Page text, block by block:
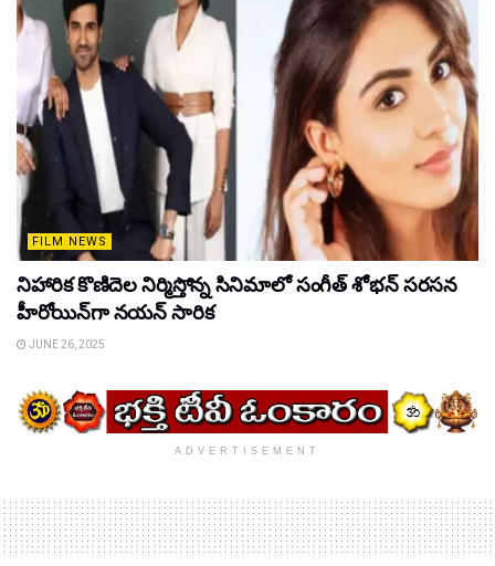
FILM NEWS
నిహారిక కొణిదెల నిర్మిస్తోన్న సినిమాలో సంగీత్ శోభన్ సరసన
హీరోయిన్‌గా నయన్ సారిక
JUNE 26, 2025
ADVERTISEMENT